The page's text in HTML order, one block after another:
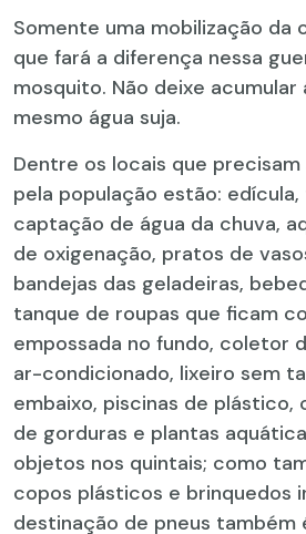
Somente uma mobilização da
que fará a diferença nessa
mosquito. Não deixe acumular
mesmo água suja.
Dentre os locais que
pela população estão:
captação de água da chuva,
de oxigenação, pratos de
bandejas das geladeiras,
tanque de roupas que ficam
empossada no fundo, coletor
ar-condicionado, lixeiro sem
embaixo, piscinas de plástico,
de gorduras e plantas
objetos nos quintais; como
copos plásticos e brinquedos
destinação de pneus também